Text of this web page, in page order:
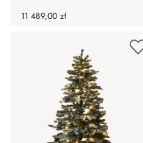
11 489,00 zł